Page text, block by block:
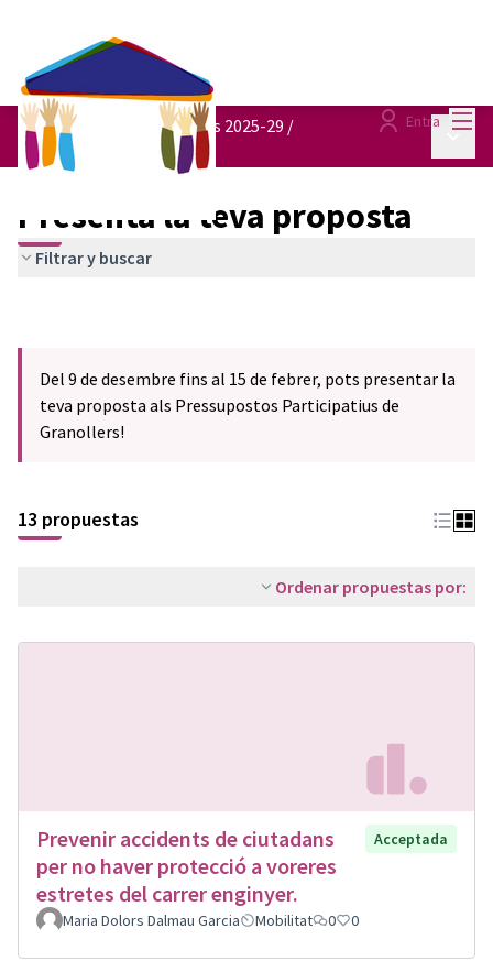
Entra
Pressupostos participatius 2025-29 /
Presenta la teva proposta
Presenta la teva proposta
Filtrar y buscar
Del 9 de desembre fins al 15 de febrer, pots presentar la
teva proposta als Pressupostos Participatius de
Granollers!
13 propuestas
Ordenar propuestas por:
Prevenir accidents de ciutadans
per no haver protecció a voreres
estretes del carrer enginyer.
Acceptada
Maria Dolors Dalmau Garcia Mobilitat 0 0